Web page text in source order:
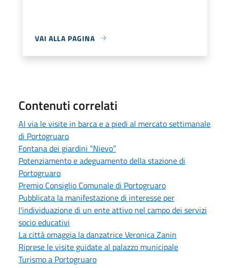
VAI ALLA PAGINA
Contenuti correlati
Al via le visite in barca e a piedi al mercato settimanale
di Portogruaro
Fontana dei giardini “Nievo”
Potenziamento e adeguamento della stazione di
Portogruaro
Premio Consiglio Comunale di Portogruaro
Pubblicata la manifestazione di interesse per
l'individuazione di un ente attivo nel campo dei servizi
socio educativi
La città omaggia la danzatrice Veronica Zanin
Riprese le visite guidate al palazzo municipale
Turismo a Portogruaro